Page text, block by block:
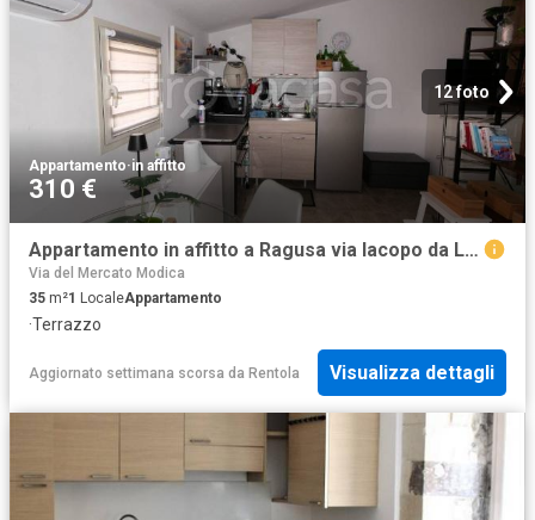
12 foto
Appartamento·in affitto
310 €
Appartamento in affitto a Ragusa via Iacopo da Lentini, arredato, terrazzo, ristrutturato TrovaCasa
Via del Mercato Modica
35 m²1 LocaleAppartamento
·Terrazzo
Aggiornato settimana scorsa da Rentola Visualizza dettagli